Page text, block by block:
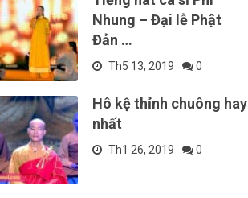
Nhung – Đại lễ Phật
Đản …
Th5 13, 2019 0
Hô kệ thỉnh chuông hay
nhất
Th1 26, 2019 0